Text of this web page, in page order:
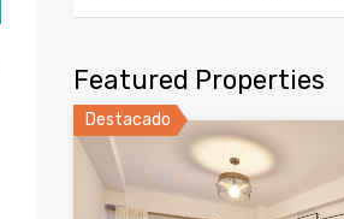
Featured Properties
Destacado